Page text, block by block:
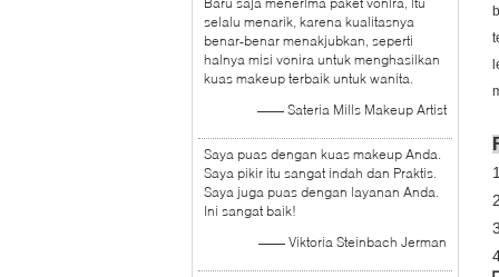
selalu menarik, karena kualitasnya
benar-benar menakjubkan, seperti
halnya misi vonira untuk menghasilkan
kuas makeup terbaik untuk wanita.
—— Sateria Mills Makeup Artist
Saya puas dengan kuas makeup Anda.
Saya pikir itu sangat indah dan Praktis.
Saya juga puas dengan layanan Anda.
Ini sangat baik!
—— Viktoria Steinbach Jerman
1.
2.
3.